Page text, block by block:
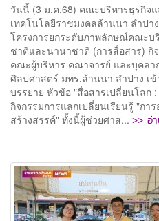
วันนี้ (3 ม.ค.68) คณะบริหารธุรกิจ
เทคโนโลยีราชมงคลล้านนา ลำปา
โครงการยกระดับภาพลักษณ์คณะบ
ชาติและนานาชาติ (การสื่อสาร) กิ
คณะผู้บริหาร คณาจารย์ และบุคลา
ศิลปศาสตร์ มทร.ล้านนา ลำปาง เ
บรรยาย หัวข้อ "สื่อสารเปลี่ยนโลก
กิจกรรมการแลกเปลี่ยนเรียนรู้ "กา
สร้างสรรค์" ทั้งนี้ผู้ช่วยศาส... >> อ่